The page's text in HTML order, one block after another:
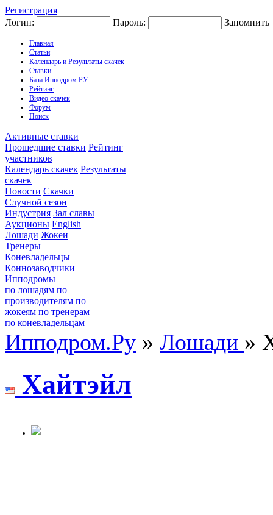
Регистрация
Логин:
Пароль: Запомнить
Главная
Статьи
Календарь и Результаты скачек
Ставки
База Ипподром.РУ
Рейтинг
Видео скачек
Форум
Поиск
Активные ставки
Прошедшие ставки Рейтинг
участников
Календарь скачек Результаты
скачек
Новости Скачки
Случной сезон
Индустрия Зал славы
Аукционы English
Лошади Жокеи
Тренеры
Коневладельцы
Коннозаводчики
Ипподромы
по лошадям по
производителям по
жокеям по тренерам
по коневладельцам
Ипподром.Ру » Лошади »
Хaйтэйл